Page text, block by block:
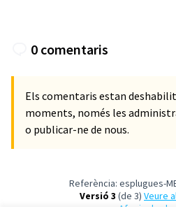
0 comentaris
Els comentaris estan
moments, només les
o publicar-ne de nous.
Referència: esplugues-
Versió 3 (de 3)
veure
Afegir al